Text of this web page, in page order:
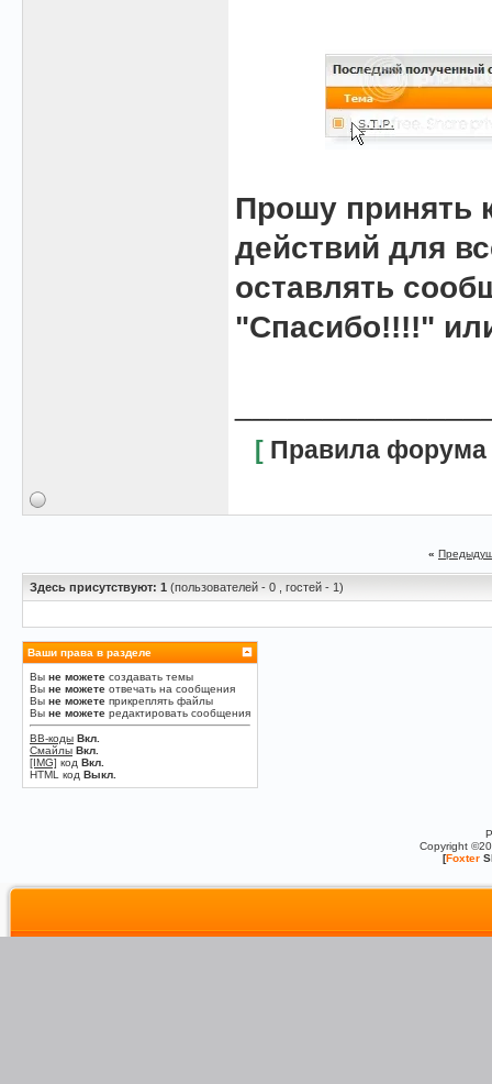
Прошу принять
действий для
оставлять
"Спасибо!!!!"
[ Правила форума
«
Здесь присутствуют: 1 (пользователей - 0 , гостей - 1)
Ваши права в разделе
Вы не можете создавать темы
Вы не можете отвечать на сообщения
Вы не можете прикреплять файлы
Вы не можете редактировать сообщения
BB-коды Вкл.
Смайлы Вкл.
[IMG] код Вкл.
HTML код Выкл.
Copyright
[Foxter